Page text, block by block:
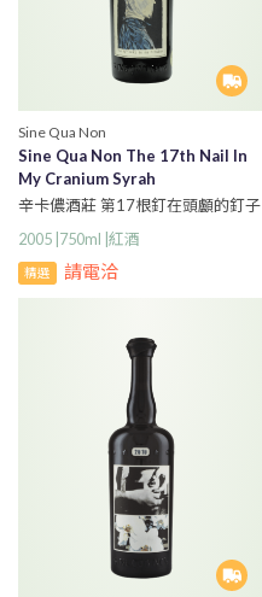
Sine Qua Non
Sine Qua Non The 17th Nail In
My Cranium Syrah
辛卡儂酒莊 第17根釘在頭顱的釘子
希哈紅酒
2005 |750ml |紅酒
精選 請電洽